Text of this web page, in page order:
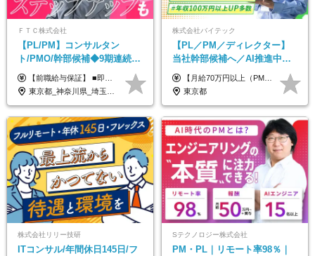
ＦＴＣ株式会社
【PL/PM】コンサルタン
ト/PMO/幹部候補◆9期連続大
幅増益！10期目の成長＋安定
性【前給保証】
【前職給与保証】 ■即戦力（経験目安5年以上）： 月給45万円～80万円 ■経験者（経験目安3年以上）： 月給40万円～60万円 ■ローキャリア（経験目安1年程度）： 月給35万円～40万円 ■未経験者： 月給30万円～35万円 ※上記金額には固定残業代30時間分 【未経験者5万5000円～7万3000円、 ローキャリア6万4000円～7万3000円、 経験者5万8000円～10万9000円、 即戦力8万2000円～14万5000円】を含みます。 ※30時間を超える場合は追加で全額支給します。 ※経験・能力・前職給与などを総合的に評価したうえでご納得いただけるよう個別決定。 未経験者の場合、前職給与とポテンシャルを査定のうえ決定いたします。 ※日本国内でのIT業界経験、または同等の実務経験と能力に応じて決定します。 ※前職給与は日本円かつ、日本国内での実績に基づき評価します。 【納得の評価システム】 ★クォーター毎に査定する評価制度導入！ 明確な評価基準で翌年度年収を上げましょう！ ★評価対象期間に在籍中のほとんどの社員が昇給し 年収アップを実現しています！ ★様々なインセンティブ制度を用意し多角的に正当評価しています！ ※試用期間6カ月（期間中の待遇等に差異なし）
東京都_神奈川県_埼玉県_千葉県
株式会社バイテック
【PL／PM／ディレクター】
当社幹部候補へ／AI推進中！
目指せるAI人材／年収800万円
以上可／リモート80％
【月給70万円以上（PM）／想定年収840万円以上】 ★詳しくは下記をご参照ください！ ■SE/PL/テスト計画以降などの上流フェーズ 月給53万円以上 ※想定年収636万円以上 ■PM/ディレクター（管理職・幹部候補） 月給70万円以上 ※想定年収840万円以上 ※単価の変動により給与も随時更新（完全単価連動型） ※育成枠については個人の経験・能力を考慮し決定 ※超過勤務については別途残業手当を支給 【固定残業代について】 なし（残業代は、実際の労働時間に応じて別途全額支給）
東京都
株式会社リリー技研
ITコンサル/年間休日145日/フ
Sテクノロジー株式会社
PM・PL｜リモート率98％｜